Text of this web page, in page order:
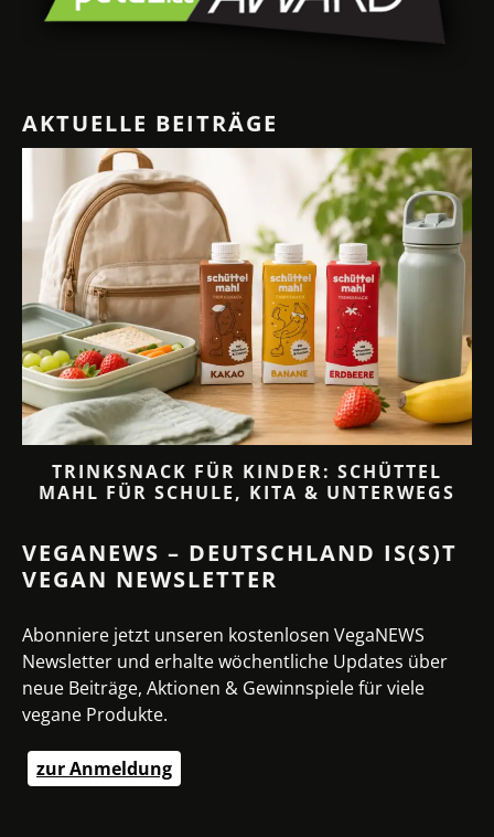
AKTUELLE BEITRÄGE
TRINKSNACK FÜR KINDER: SCHÜTTEL
MAHL FÜR SCHULE, KITA & UNTERWEGS
VEGANEWS – DEUTSCHLAND IS(S)T
VEGAN NEWSLETTER
Abonniere jetzt unseren kostenlosen VegaNEWS
Newsletter und erhalte wöchentliche Updates über
neue Beiträge, Aktionen & Gewinnspiele für viele
vegane Produkte.
zur Anmeldung